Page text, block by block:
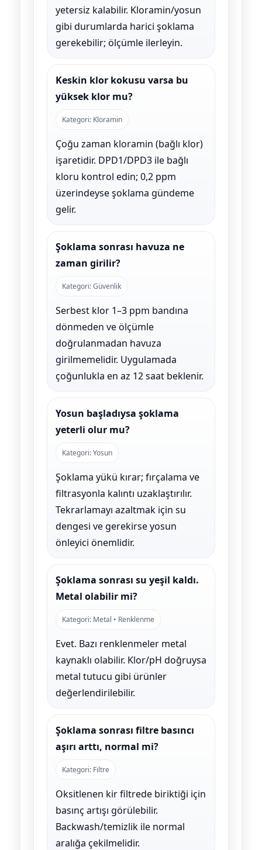
yetersiz kalabilir. Kloramin/yosun
gibi durumlarda harici şoklama
gerekebilir; ölçümle ilerleyin.
Keskin klor kokusu varsa bu
yüksek klor mu?
Kategori: Kloramin
Çoğu zaman kloramin (bağlı klor)
işaretidir. DPD1/DPD3 ile bağlı
kloru kontrol edin; 0,2 ppm
üzerindeyse şoklama gündeme
gelir.
Şoklama sonrası havuza ne
zaman girilir?
Kategori: Güvenlik
Serbest klor 1–3 ppm bandına
dönmeden ve ölçümle
doğrulanmadan havuza
girilmemelidir. Uygulamada
çoğunlukla en az 12 saat beklenir.
Yosun başladıysa şoklama
yeterli olur mu?
Kategori: Yosun
Şoklama yükü kırar; fırçalama ve
filtrasyonla kalıntı uzaklaştırılır.
Tekrarlamayı azaltmak için su
dengesi ve gerekirse yosun
önleyici önemlidir.
Şoklama sonrası su yeşil kaldı.
Metal olabilir mi?
Kategori: Metal • Renklenme
Evet. Bazı renklenmeler metal
kaynaklı olabilir. Klor/pH doğruysa
metal tutucu gibi ürünler
değerlendirilebilir.
Şoklama sonrası filtre basıncı
aşırı arttı, normal mi?
Kategori: Filtre
Oksitlenen kir filtrede biriktiği için
basınç artışı görülebilir.
Backwash/temizlik ile normal
aralığa çekilmelidir.